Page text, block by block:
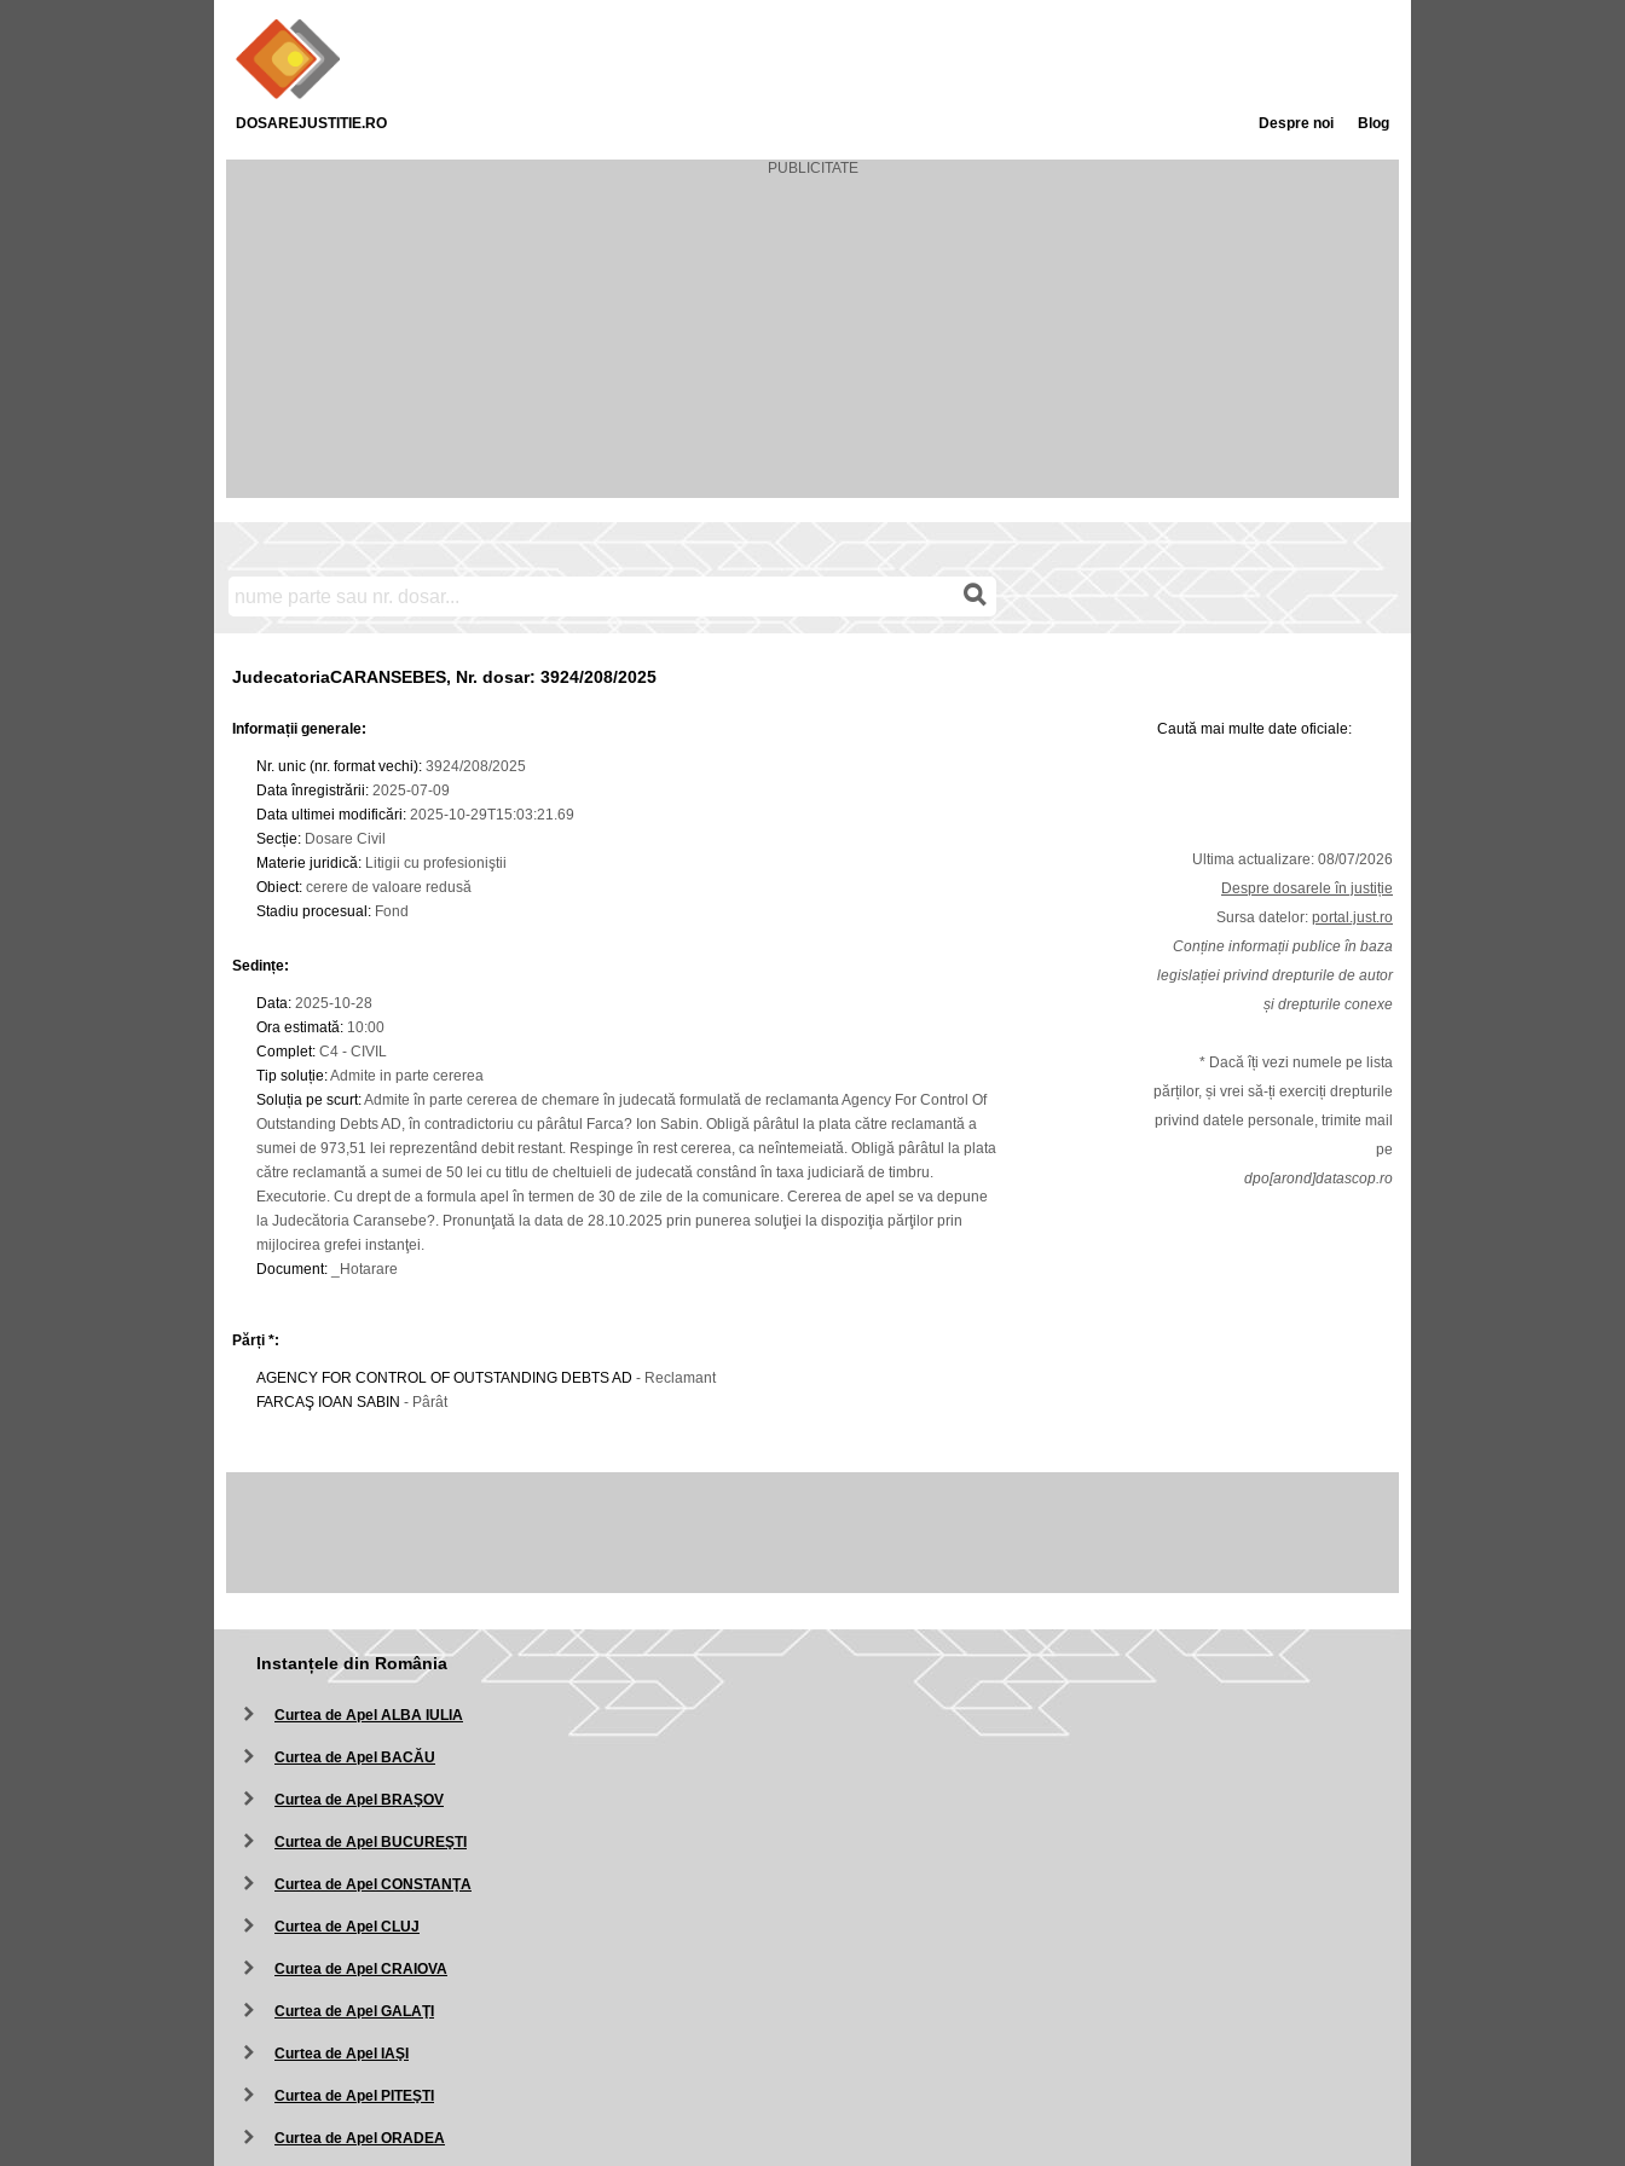
DOSAREJUSTITIE.RO Blog
Despre noi
JudecatoriaCARANSEBES, Nr. dosar: 3924/208/2025
Informații generale:
Nr. unic (nr. format vechi): 3924/208/2025
Data înregistrării: 2025-07-09
Data ultimei modificări: 2025-10-29T15:03:21.69
Secție: Dosare Civil
Materie juridică: Litigii cu profesioniştii
Obiect: cerere de valoare redusă
Stadiu procesual : Fond
Sedințe:
Data: 2025-10-28
Ora estimată: 10:00
Complet: C4 - CIVIL
Tip soluție:Admite in parte cererea
Soluția pe scurt:Admite în parte cererea de chemare în judecată formulată de reclamanta Agency For Control Of
Outstanding Debts AD, în contradictoriu cu pârâtul Farca? Ion Sabin. Obligă pârâtul la plata către reclamantă a
sumei de 973,51 lei reprezentând debit restant. Respinge în rest cererea, ca neîntemeiată. Obligă pârâtul la plata
către reclamantă a sumei de 50 lei cu titlu de cheltuieli de judecată constând în taxa judiciară de timbru.
Executorie. Cu drept de a formula apel în termen de 30 de zile de la comunicare. Cererea de apel se va depune
la Judecătoria Caransebe?. Pronunţată la data de 28.10.2025 prin punerea soluţiei la dispoziţia părţilor prin
mijlocirea grefei instanţei.
Document: _Hotarare
Părți *:
AGENCY FOR CONTROL OF OUTSTANDING DEBTS AD - Reclamant
FARCAŞ IOAN SABIN - Pârât
Caută mai multe date oficiale:
Ultima actualizare: 08/07/2026
Despre dosarele în justiție
Sursa datelor: portal.just.ro
Conține informații publice în baza
legislației privind drepturile de autor
și drepturile conexe
* Dacă îți vezi numele pe lista
părților, și vrei să-ți exerciți drepturile
privind datele personale, trimite mail
pe
dpo[arond]datascop.ro
Instanțele din România
Curtea de Apel ALBA IULIA
Curtea de Apel BACĂU
Curtea de Apel BRAŞOV
Curtea de Apel BUCUREŞTI
Curtea de Apel CONSTANŢA
Curtea de Apel CLUJ
Curtea de Apel CRAIOVA
Curtea de Apel GALAŢI
Curtea de Apel IAŞI
Curtea de Apel PITEŞTI
Curtea de Apel ORADEA